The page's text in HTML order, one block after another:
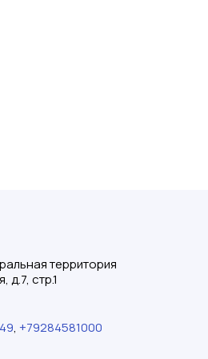
территория
д.7, стр.1
, +79284581000